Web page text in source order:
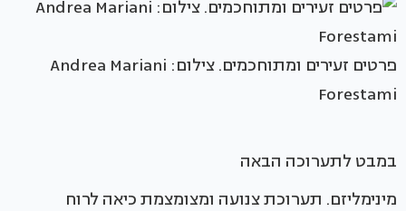
פרטים זעירים ומתוחכמים. צילום: Andrea Mariani
Forestami
במבט לתערוכה הבאה
מינימליזם. תערוכת צנועה ומצומצמת כיאה לרוח